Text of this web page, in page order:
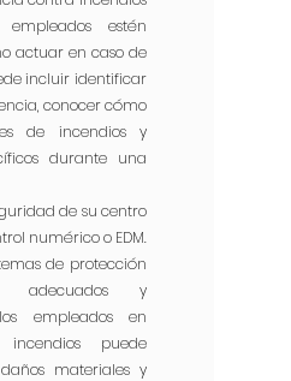
estén
actuar en caso de
incluir identificar
conocer cómo
de incendios y
durante una
de su centro
numérico o EDM.
de protección
adecuados y
empleados en
puede
materiales y